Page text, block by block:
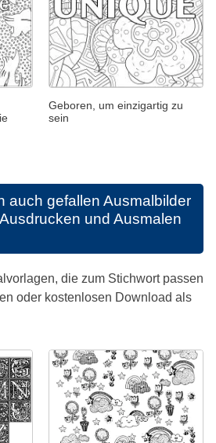
Geboren, um einzigartig zu
sein
auch gefallen Ausmalbilder
und Ausmalen
die zum Stichwort passen
oder kostenlosen Download als